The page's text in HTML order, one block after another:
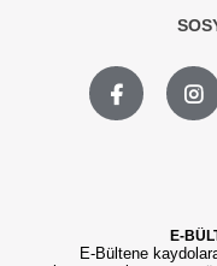
E-
E-Bültene